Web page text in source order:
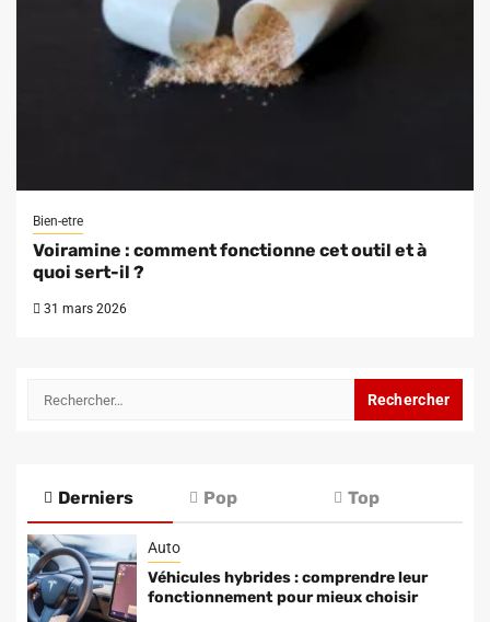
Bien-etre
Voiramine : comment fonctionne cet outil et à
quoi sert-il ?
31 mars 2026
Rechercher :
Derniers Pop Top
Auto
Véhicules hybrides : comprendre leur
fonctionnement pour mieux choisir